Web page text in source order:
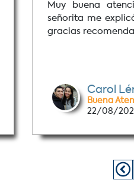
Muy buena
señorita me
gracias
Carol
Buena
22/08/